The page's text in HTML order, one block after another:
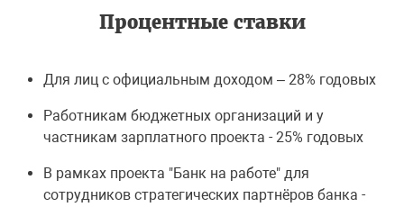
Процентные ставки
Для лиц с официальным доходом – 28% годовых
Работникам бюджетных организаций и у
частникам зарплатного проекта - 25% годовых
В рамках проекта "Банк на работе" для
сотрудников стратегических партнёров банка -